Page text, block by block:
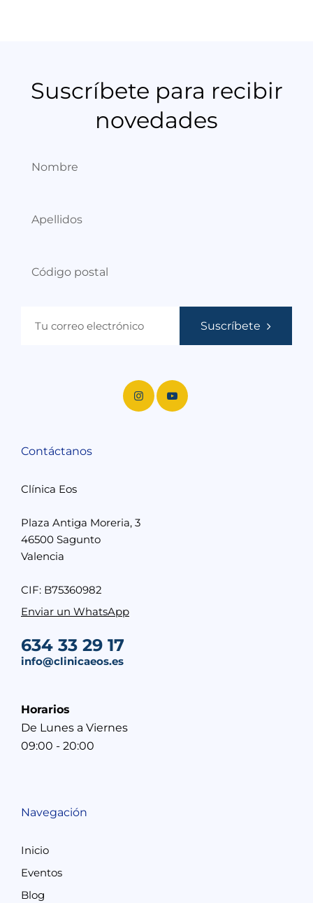
Suscríbete para recibir
novedades
Suscríbete
Contáctanos
Clínica Eos
Plaza Antiga Moreria, 3
46500 Sagunto
Valencia
CIF: B75360982
634 33 29 17
info@clinicaeos.es
Enviar un WhatsApp
Horarios
De Lunes a Viernes
09:00 - 20:00
Navegación
Inicio
Eventos
Blog